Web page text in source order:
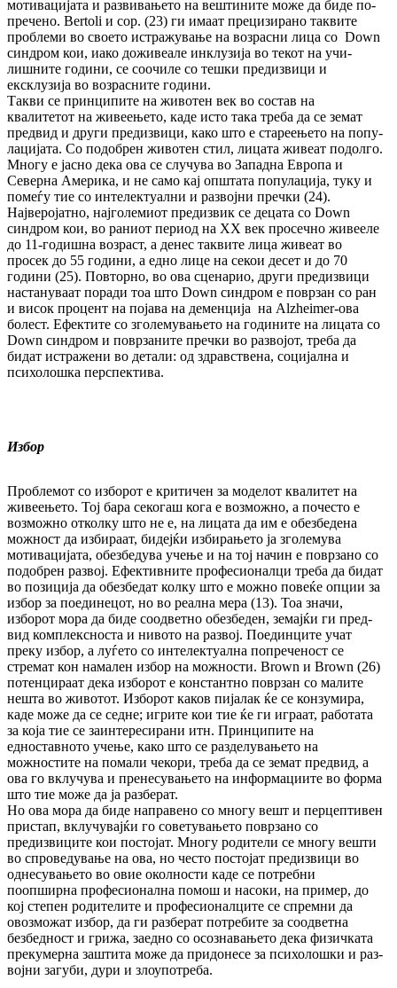
мотивацијата и развивањето на вештините може да биде по­
пречено. Bertoli и сор. (23) ги имаат пре­ци­зирано таквите
проблеми во своето ис­тра­жу­ва­ње на возрасни лица со Down
син­дром кои, иако доживеале инклузија во те­кот на учи­
лишните години, се соочиле со теш­ки пре­дизвици и
ексклузија во возрасните го­ди­ни.
Такви се принципите на животен век во сос­тав на
квалитетот на живеењето, каде исто така треба да се земат
предвид и други пре­диз­вици, како што е стареењето на по­пу­
ла­ци­ја­та. Со подобрен животен стил, лицата жи­веат подолго.
Многу е јасно дека ова се слу­чува во Западна Европа и
Северна Аме­ри­ка, и не само кај општата популација, туку и
помеѓу тие со интелектуални и развојни преч­ки (24).
Најверојатно, најголемиот предизвик се де­ца­та со Down
синдром кои, во раниот пе­ри­од на XX век просечно живееле
до 11-го­диш­на возраст, а денес таквите лица живеат во
просек до 55 години, а едно лице на секои де­сет и до 70
години (25). Повторно, во ова сце­нарио, други предизвици
настануваат по­ра­ди тоа што Down синдром е поврзан со ран
и висок процент на појава на де­мен­ци­ја на Alzheimer-ова
болест. Ефектите со зго­лемувањето на годините на лицата со
Down синдром и по­вр­за­ните пречки во раз­војот, треба да
бидат ис­тражени во де­та­ли: од здравствена, социјална и
психолошка пер­спектива.
Избор
Проблемот со изборот е критичен за моделот ква­литет на
живеењето. Тој бара секогаш кога е возможно, а почесто е
возможно от­кол­ку што не е, на лицата да им е обезбедена
мож­ност да избираат, бидејќи избирањето ја зго­лемува
мотивацијата, обезбедува учење и на тој начин е поврзано со
подобрен развој. Ефек­тивните професионалци треба да бидат
во позиција да обезбедат колку што е можно по­веќе опции за
избор за поединецот, но во реал­на мера (13). Тоа значи,
изборот мора да биде соодветно обезбеден, земајќи ги пред­
вид комплексноста и нивото на развој. Пое­дин­ците учат
преку избор, а луѓето со ин­те­лек­туална попреченост се
стремат кон на­ма­лен избор на можности. Brown и Brown (26)
по­тенцираат дека изборот е константно по­вр­зан со малите
нешта во животот. Изборот каков пијалак ќе се конзумира,
каде може да се седне; игрите кои тие ќе ги играат, ра­бо­та­та
за која тие се заинтересирани итн. Прин­­ципите на
едноставното учење, како што се разделувањето на
можностите на по­ма­ли чекори, треба да се земат предвид, а
ова го вклучува и пренесувањето на ин­фор­ма­циите во форма
што тие може да ја раз­бе­рат.
Но ова мора да биде направено со многу вешт и перцептивен
пристап, вклучувајќи го со­ветувањето поврзано со
предизвиците кои пос­тојат. Многу родители се многу вешти
во спро­ве­дување на ова, но често постојат пре­диз­вици во
однесувањето во овие околности каде се потребни
поопширна професионална по­мош и насоки, на пример, до
кој степен ро­ди­телите и професионалците се спремни да
овозможат избор, да ги разберат по­тре­би­те за соодветна
безбедност и грижа, заедно со осознавањето дека физичката
прекумерна заш­тита може да придонесе за психолошки и раз­
војни загуби, дури и злоупотреба.